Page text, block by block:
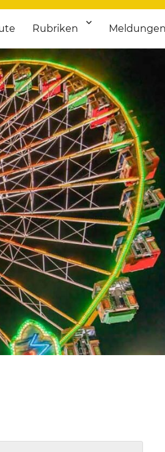
für
von Kultur bis Sport, von Theater bis
Rubriken Meldungen